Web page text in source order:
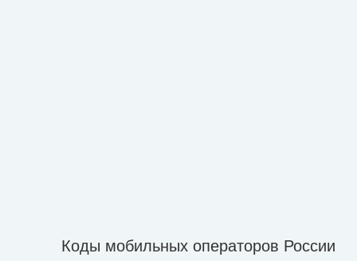
Коды мобильных операторов России